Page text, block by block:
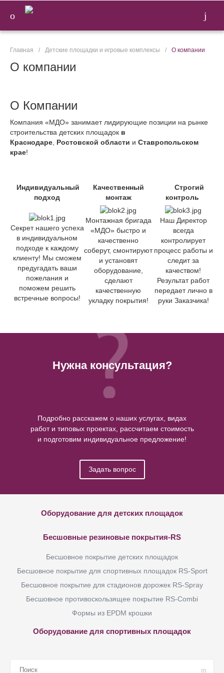
Главная / Детские площадки и игровые комплексы / О компании
О компании
О Компании
Компания «МДО» занимает лидирующие позиции на рынке
строительства детских площадок в
Краснодаре Ростовской области и Ставропольском
крае!
Индивидуальный
подход
Качественный
монтаж
Строгий
контроль
Секрет нашего успеха
в индивидуальном
подходе к каждому
клиенту! Мы сможем
предугадать ваши
пожелания и
поможем решить
встречные вопросы!
Монтажная бригада
«МДО» быстро и
качественно
соберут, смонтируют
и установят
оборудование,
сделают
качественную
укладку покрытия!
Наш Директор
всегда
контролирует
процесс работы и
следит за
качеством!
Результат работ
передает лично в
руки Заказчика!
Нужна консультация?
Подробно расскажем о наших услугах, видах
работ и типовых проектах, рассчитаем стоимость
и подготовим индивидуальное предложение!
Задать вопрос
Оборудование для детских площадок
Бесшовные резиновые покрытия-RS
Бесшовное покрытие детских площадок
Бесшовное покрытие для спортивных площадок RS-Sport
Бесшовное покрытие для стадионов дорожек RS-Spray
Бесшовное противоскользящее покрытие RS-Combi
Формы из EPDM крошки
Оборудование для спортивных площадок